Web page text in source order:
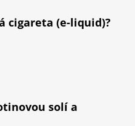
cigareta (e-liquid)?
solí a